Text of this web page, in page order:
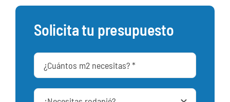
Solicita tu presupuesto